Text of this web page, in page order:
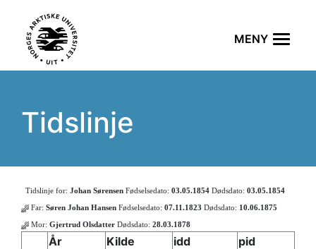
Tidslinje
Tidslinje for: Johan Sørensen Fødselsedato: 03.05.1854 Dødsdato: 03.05.1854
Far: Søren Johan Hansen Fødselsedato: 07.11.1823 Dødsdato: 10.06.1875
Mor: Gjertrud Olsdatter Dødsdato: 28.03.1878
År Kilde idd
pid